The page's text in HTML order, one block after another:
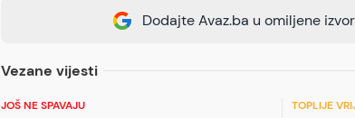
Dodajte Avaz.ba u omiljene
Vezane vijesti
JOŠ NE SPAVAJU TOPLIJE